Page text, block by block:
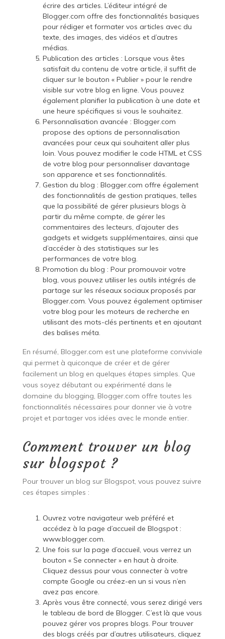
écrire des articles. L’éditeur intégré de
Blogger.com offre des fonctionnalités basiques
pour rédiger et formater vos articles avec du
texte, des images, des vidéos et d’autres
médias.
Publication des articles : Lorsque vous êtes
satisfait du contenu de votre article, il suffit de
cliquer sur le bouton « Publier » pour le rendre
visible sur votre blog en ligne. Vous pouvez
également planifier la publication à une date et
une heure spécifiques si vous le souhaitez.
Personnalisation avancée : Blogger.com
propose des options de personnalisation
avancées pour ceux qui souhaitent aller plus
loin. Vous pouvez modifier le code HTML et CSS
de votre blog pour personnaliser davantage
son apparence et ses fonctionnalités.
Gestion du blog : Blogger.com offre également
des fonctionnalités de gestion pratiques, telles
que la possibilité de gérer plusieurs blogs à
partir du même compte, de gérer les
commentaires des lecteurs, d’ajouter des
gadgets et widgets supplémentaires, ainsi que
d’accéder à des statistiques sur les
performances de votre blog.
Promotion du blog : Pour promouvoir votre
blog, vous pouvez utiliser les outils intégrés de
partage sur les réseaux sociaux proposés par
Blogger.com. Vous pouvez également optimiser
votre blog pour les moteurs de recherche en
utilisant des mots-clés pertinents et en ajoutant
des balises méta.
En résumé, Blogger.com est une plateforme conviviale
qui permet à quiconque de créer et de gérer
facilement un blog en quelques étapes simples. Que
vous soyez débutant ou expérimenté dans le
domaine du blogging, Blogger.com offre toutes les
fonctionnalités nécessaires pour donner vie à votre
projet et partager vos idées avec le monde entier.
Comment trouver un blog
sur blogspot ?
Pour trouver un blog sur Blogspot, vous pouvez suivre
ces étapes simples :
Ouvrez votre navigateur web préféré et
accédez à la page d’accueil de Blogspot :
www.blogger.com.
Une fois sur la page d’accueil, vous verrez un
bouton « Se connecter » en haut à droite.
Cliquez dessus pour vous connecter à votre
compte Google ou créez-en un si vous n’en
avez pas encore.
Après vous être connecté, vous serez dirigé vers
le tableau de bord de Blogger. C’est là que vous
pouvez gérer vos propres blogs. Pour trouver
des blogs créés par d’autres utilisateurs, cliquez